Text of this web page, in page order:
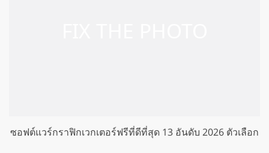
ซอฟต์แวร์กราฟิกเวกเตอร์ฟรีที่ดีที่สุด 13 อันดับ 2026 ตัวเลือก